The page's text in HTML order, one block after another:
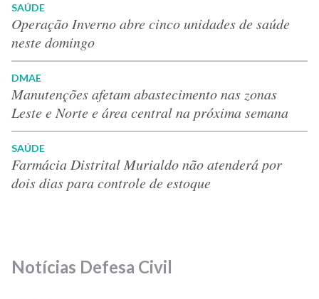
SAÚDE
Operação Inverno abre cinco unidades de saúde
neste domingo
DMAE
Manutenções afetam abastecimento nas zonas
Leste e Norte e área central na próxima semana
SAÚDE
Farmácia Distrital Murialdo não atenderá por
dois dias para controle de estoque
Notícias Defesa Civil